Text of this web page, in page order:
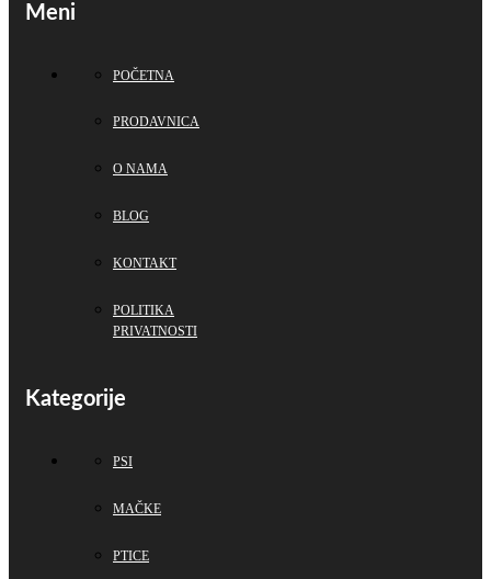
Meni
POČETNA
PRODAVNICA
O NAMA
BLOG
KONTAKT
POLITIKA
PRIVATNOSTI
Kategorije
PSI
MAČKE
PTICE